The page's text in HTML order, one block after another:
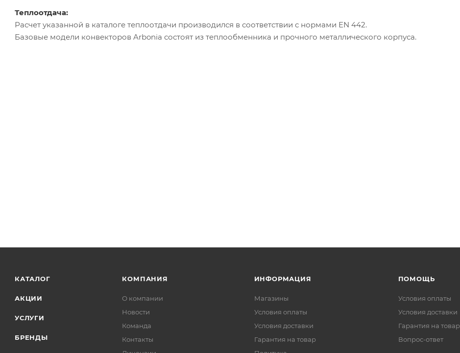
Теплоотдача:
Расчет указанной в каталоге теплоотдачи производился в соответствии с нормами EN 442.
Базовые модели конвекторов Arbonia состоят из теплообменника и прочного металлического корпуса.
КАТАЛОГ
АКЦИИ
УСЛУГИ
БРЕНДЫ
КОМПАНИЯ
О компании
Новости
Команда
Контакты
ИНФОРМАЦИЯ
Магазины
Условия оплаты
Условия доставки
Гарантия на товар
ПОМОЩЬ
Условия оплаты
Условия доставки
Гарантия на товар
Вопрос-ответ